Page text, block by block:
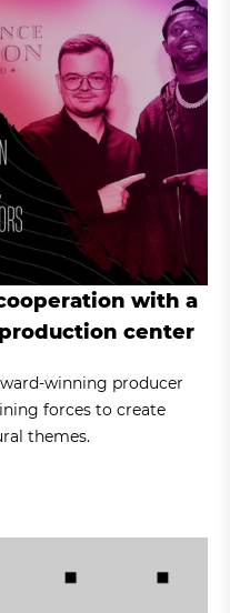
with a
center
winning producer
forces to create
themes.